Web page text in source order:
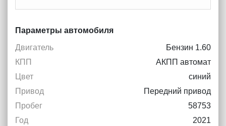
Параметры автомобиля
Двигатель
Бензин 1.60
КПП
АКПП автомат
Цвет
синий
Привод
Передний привод
Пробег
58753
Год
2021